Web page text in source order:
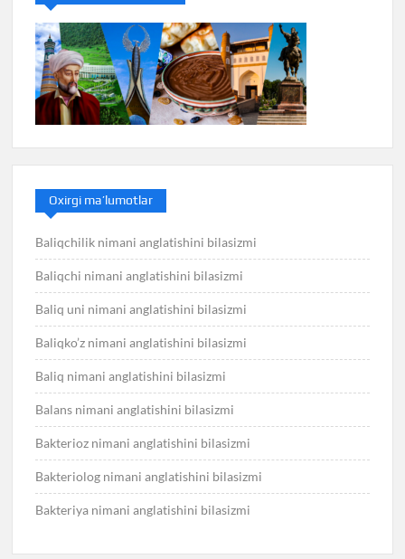
Oxirgi ma’lumotlar
Baliqchilik nimani anglatishini bilasizmi
Baliqchi nimani anglatishini bilasizmi
Baliq uni nimani anglatishini bilasizmi
Baliqko’z nimani anglatishini bilasizmi
Baliq nimani anglatishini bilasizmi
Balans nimani anglatishini bilasizmi
Bakterioz nimani anglatishini bilasizmi
Bakteriolog nimani anglatishini bilasizmi
Bakteriya nimani anglatishini bilasizmi